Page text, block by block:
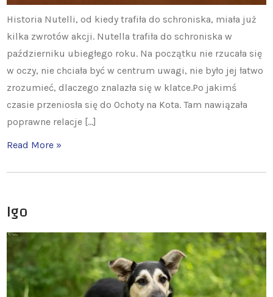
Historia Nutelli, od kiedy trafiła do schroniska, miała już
kilka zwrotów akcji. Nutella trafiła do schroniska w
październiku ubiegłego roku. Na początku nie rzucała się
w oczy, nie chciała być w centrum uwagi, nie było jej łatwo
zrozumieć, dlaczego znalazła się w klatce.Po jakimś
czasie przeniosła się do Ochoty na Kota. Tam nawiązała
poprawne relacje […]
Read More »
Igo